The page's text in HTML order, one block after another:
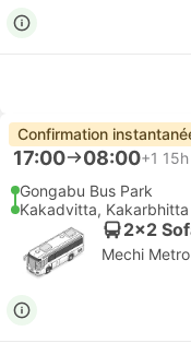
Confirmation
17:00 08:00+1 15h
Gongabu Bus Park
Kakadvitta, Kakarbhitta
2x2
Mechi